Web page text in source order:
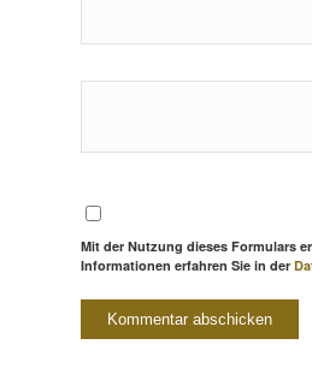
Mit der Nutzung dieses Formulars
Informationen erfahren Sie in der